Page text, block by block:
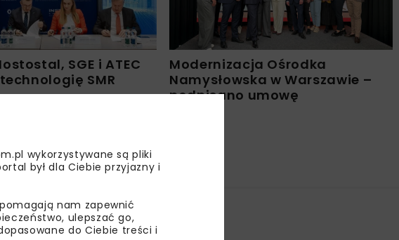
SGE i ATEC
SMR
Modernizacja Ośrodka
Namysłowska w Warszawie –
podpisano umowę
wykorzystywane są pliki
był dla Ciebie przyjazny i
nam zapewnić
ulepszać go,
do Ciebie treści i